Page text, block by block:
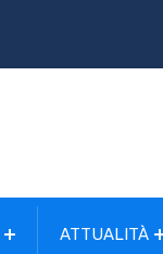
ATTUALITÀ